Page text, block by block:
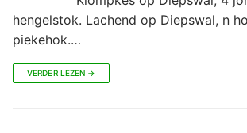
hengelstok. Lachend op Diepswal, n
piekehok.…
VERDER LEZEN →